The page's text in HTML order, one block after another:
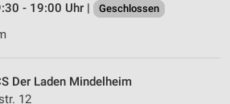
- 19:00 Uhr |
Geschlossen
Der Laden Mindelheim
12
aus verschiedenen
Daten zur Auswahl von